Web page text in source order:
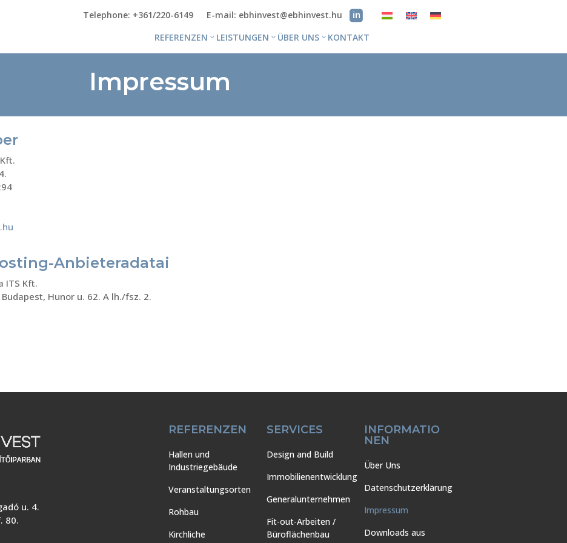
Telephone: +361/220-6149
E-mail: ebhinvest@ebhinvest.hu
REFERENZEN
LEISTUNGEN ÜBER UNS KONTAKT
Impressum
Anbieteradatai
ITS Kft.
Hunor u. 62. A lh./fsz. 2.
u. 4.
80.
REFERENZEN
Hallen und
Industriegebäude
Veranstaltungsorten
Rohbau
Kirchliche
SERVICES
Design and Build
Immobilienentwicklung
Generalunternehmen
Fit-out-Arbeiten /
Büroflächenbau
INFORMATIO
NEN
Über Uns
Datenschutzerklärung
Impressum
Downloads aus